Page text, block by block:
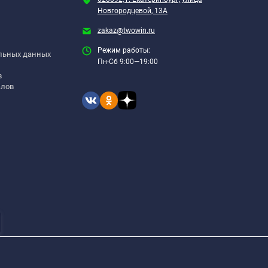
данных
Новгородцевой, 13А
zakaz@twowin.ru
Режим работы:
Пн-Сб 9:00—19:00